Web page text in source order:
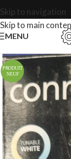
Skip to navigation
Skip to main
MENU